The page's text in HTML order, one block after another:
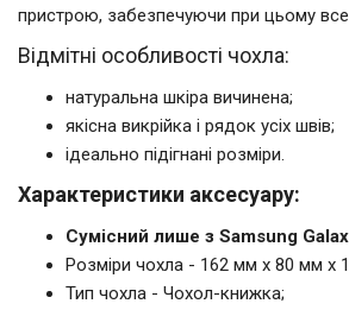
пристрою, забезпечуючи при цьому
Відмітні особливості чохла:
натуральна шкіра вичинена;
якісна викрійка і рядок усіх швів;
ідеально підігнані розміри.
Характеристики аксесуару:
Сумісний лише з Samsung
Розміри чохла - 162 мм x 80 мм x
Тип чохла - Чохол-книжка;